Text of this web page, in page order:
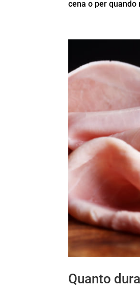
cena o per
Quanto